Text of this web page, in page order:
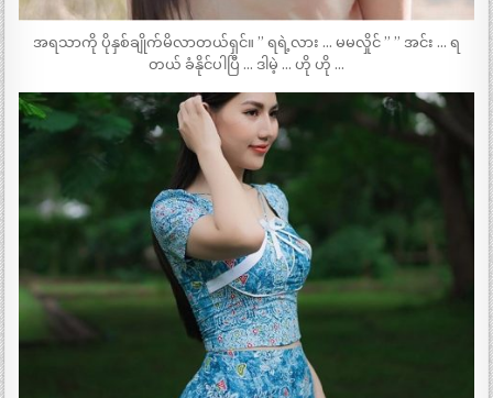
အရသာကို ပိုနှစ်ချိုက်မိလာတယ်ရှင်။ ” ရရဲ့လား … မမလှိုင် ” ” အင်း … ရ
တယ် ခံနိုင်ပါပြီ … ဒါမဲ့ … ဟို ဟို …